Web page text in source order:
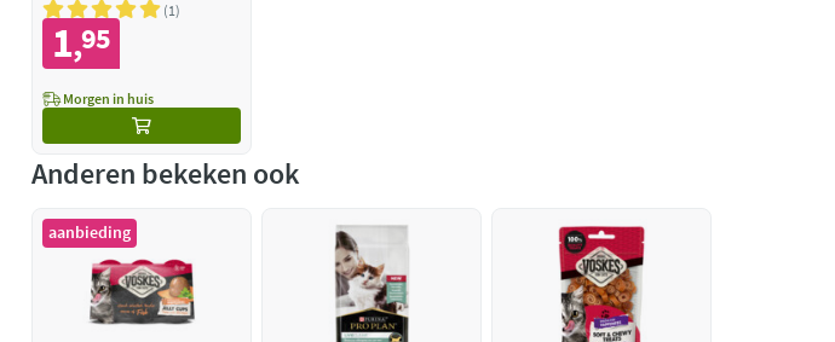
1
1,95
Morgen in huis
Anderen bekeken ook
aanbieding